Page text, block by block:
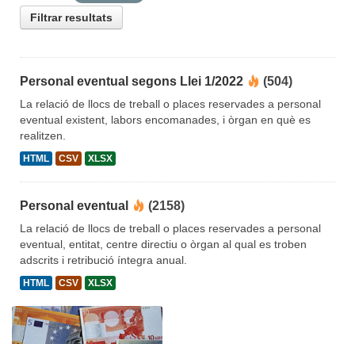
Filtrar resultats
Personal eventual segons Llei 1/2022 (504)
La relació de llocs de treball o places reservades a personal
eventual existent, labors encomanades, i òrgan en què es
realitzen.
HTML CSV XLSX
Personal eventual (2158)
La relació de llocs de treball o places reservades a personal
eventual, entitat, centre directiu o òrgan al qual es troben
adscrits i retribució íntegra anual.
HTML CSV XLSX